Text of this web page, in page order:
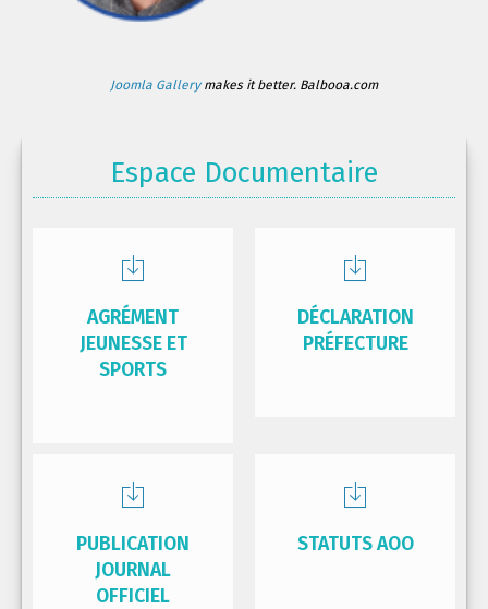
Joomla Gallerymakes it better. Balbooa.com
Espace Documentaire
AGRÉMENT
JEUNESSE ET
SPORTS
DÉCLARATION
PRÉFECTURE
PUBLICATION
JOURNAL
OFFICIEL
STATUTS AOO